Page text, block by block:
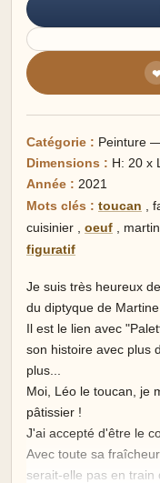
Catégorie : Peinture
Dimensions : H: 20 x
Année : 2021
Mots clés : toucan
cuisinier
oeuf
figuratif
Je suis très heureux
du diptyque de
Il est le lien avec
son histoire avec plus
plus...
Moi, Léo le toucan, je
pâtissier !
J'ai accepté d'être le
Avec toute sa
serait-elle pas en train